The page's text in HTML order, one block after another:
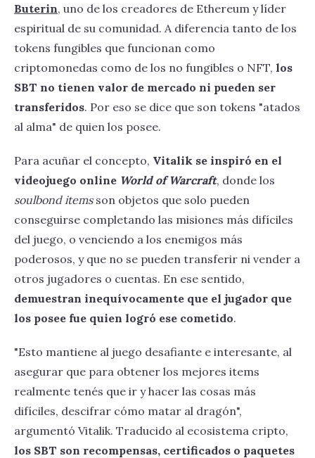
Buterin, uno de los creadores de Ethereum y líder
espiritual de su comunidad. A diferencia tanto de los
tokens fungibles que funcionan como
criptomonedas como de los no fungibles o NFT, los
SBT no tienen valor de mercado ni pueden ser
transferidos. Por eso se dice que son tokens "atados
al alma" de quien los posee.
Para acuñar el concepto, Vitalik se inspiró en el
videojuego online World of Warcraft, donde los
soulbond itemsson objetos que solo pueden
conseguirse completando las misiones más difíciles
del juego, o venciendo a los enemigos más
poderosos, y que no se pueden transferir ni vender a
otros jugadores o cuentas. En ese sentido,
demuestran inequívocamente que el jugador que
los posee fue quien logró ese cometido.
"Esto mantiene al juego desafiante e interesante, al
asegurar que para obtener los mejores items
realmente tenés que ir y hacer las cosas más
difíciles, descifrar cómo matar al dragón",
argumentó Vitalik. Traducido al ecosistema cripto,
los SBT son recompensas, certificados o paquetes